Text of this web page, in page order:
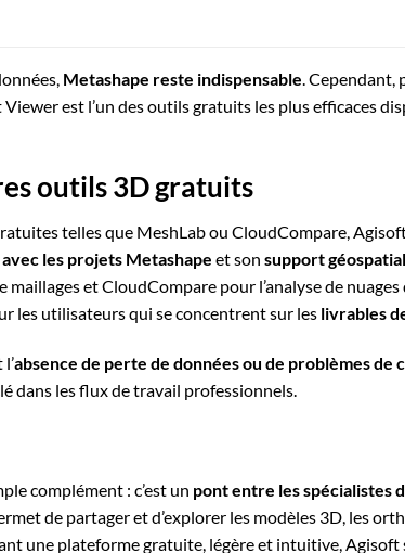
Metashape reste indispensable. Cependant,
est l’un des outils gratuits les plus efficaces
outils 3D gratuits
telles que MeshLab ou CloudCompare,
les projets Metashape et son support géospatial
maillages et CloudCompare pour l’analyse de
les utilisateurs qui se concentrent sur les livrables
absence de perte de données ou de problèmes de
dans les flux de travail professionnels.
complément : c’est un pont entre les spécialistes
de partager et d’explorer les modèles 3D, les
une plateforme gratuite, légère et intuitive, Agisoft